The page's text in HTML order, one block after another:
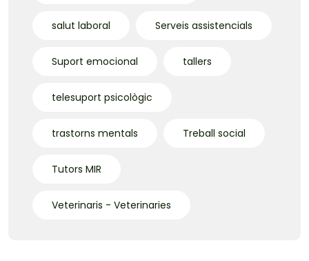
salut laboral Serveis assistencials
Suport emocional tallers
telesuport psicològic
trastorns mentals Treball social
Tutors MIR
Veterinaris - Veterinaries